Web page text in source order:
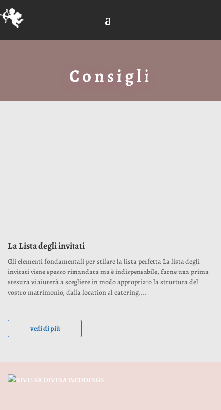
Consigli
La Lista degli invitati
Gli elementi fondamentali per stilare la lista perfetta La lista degli
invitati viene spesso rimandata ma è indispensabile, farne una prima
stesura vi aiuterà a scegliere in modo appropriato la struttura del
vostro matrimonio, dalla location al catering....
vedi di più